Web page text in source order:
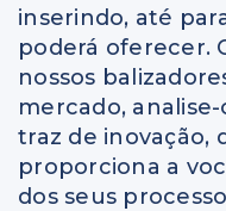
inserindo, até
poderá oferecer.
nossos
mercado,
traz de inovação,
proporciona a
dos seus